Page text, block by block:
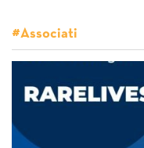
#Associati